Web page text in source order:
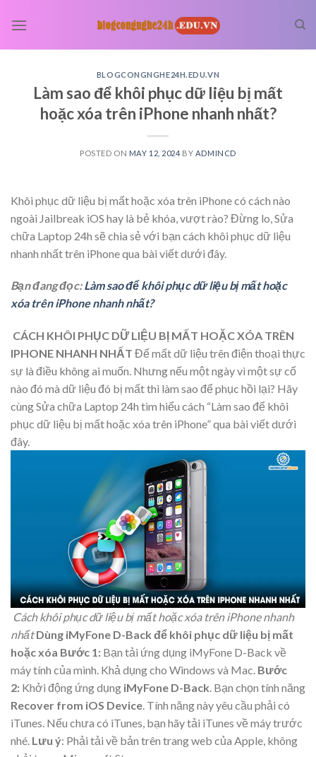
BLOGCONGNGHE24H.EDU.VN
Làm sao để khôi phục dữ liệu bị mất
hoặc xóa trên iPhone nhanh nhất?
POSTED ON MAY 12, 2024 BY ADMINCD
Khôi phục dữ liệu bị mất hoặc xóa trên iPhone có cách nào
ngoài Jailbreak iOS hay là bẻ khóa, vượt rào? Đừng lo, Sửa
chữa Laptop 24h sẽ chia sẻ với bạn cách khôi phục dữ liệu
nhanh nhất trên iPhone qua bài viết dưới đây.
Bạn đang đọc:Làm sao để khôi phục dữ liệu bị mất hoặc
xóa trên iPhone nhanh nhất?
CÁCH KHÔI PHỤC DỮ LIỆU BỊ MẤT HOẶC XÓA TRÊN
IPHONE NHANH NHẤT Để mất dữ liệu trên điện thoại thực
sự là điều không ai muốn. Nhưng nếu một ngày vì một sự cố
nào đó mà dữ liệu đó bị mất thì làm sao để phục hồi lại? Hãy
cùng Sửa chữa Laptop 24h tìm hiểu cách “Làm sao để khôi
phục dữ liệu bị mất hoặc xóa trên iPhone” qua bài viết dưới
đây.
Cách khôi phục dữ liệu bị mất hoặc xóa trên iPhone nhanh
nhất Dùng iMyFone D-Back để khôi phục dữ liệu bị mất
hoặc xóa Bước 1: Bạn tải ứng dụng iMyFone D-Back về
máy tính của mình. Khả dụng cho Windows và Mac. Bước
2: Khởi động ứng dụng iMyFone D-Back. Bạn chọn tính năng
Recover from iOS Device. Tính năng này yêu cầu phải có
iTunes. Nếu chưa có iTunes, bạn hãy tải iTunes về máy trước
nhé. Lưu ý: Phải tải về bản trên trang web của Apple, không